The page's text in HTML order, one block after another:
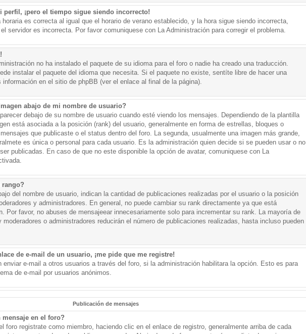
perfil, ¡pero el tiempo sigue siendo incorrecto!
es correcta al igual que el horario de verano establecido, y la hora sigue siendo incorrecta,
servidor es incorrecta. Por favor comuniquese con La Administración para corregir el problema.
no ha instalado el paquete de su idioma para el foro o nadie ha creado una traducción.
instalar el paquete del idioma que necesita. Si el paquete no existe, sentíte libre de hacer una
en el sitio de phpBB (ver el enlace al final de la página).
abajo de mi nombre de usuario?
debajo de su nombre de usuario cuando esté viendo los mensajes. Dependiendo de la plantilla
está asociada a la posición (rank) del usuario, generalmente en forma de estrellas, bloques o
que publicaste o el status dentro del foro. La segunda, usualmente una imagen más grande,
es única o personal para cada usuario. Es la administración quien decide si se pueden usar o no
publicadas. En caso de que no este disponible la opción de avatar, comuniquese con La
rango?
del nombre de usuario, indican la cantidad de publicaciones realizadas por el usuario o la posición
y administradores. En general, no puede cambiar su rank directamente ya que está
Por favor, no abuses de mensajeear innecesariamente solo para incrementar su rank. La mayoría de
o administradores reducirán el número de publicaciones realizadas, hasta incluso pueden
de e-mail de un usuario, ¡me pide que me registre!
enviar e-mail a otros usuarios a través del foro, si la administración habilitara la opción. Esto es para
de e-mail por usuarios anónimos.
Publicación de mensajes
en el foro?
foro registrate como miembro, haciendo clic en el enlace de registro, generalmente arriba de cada